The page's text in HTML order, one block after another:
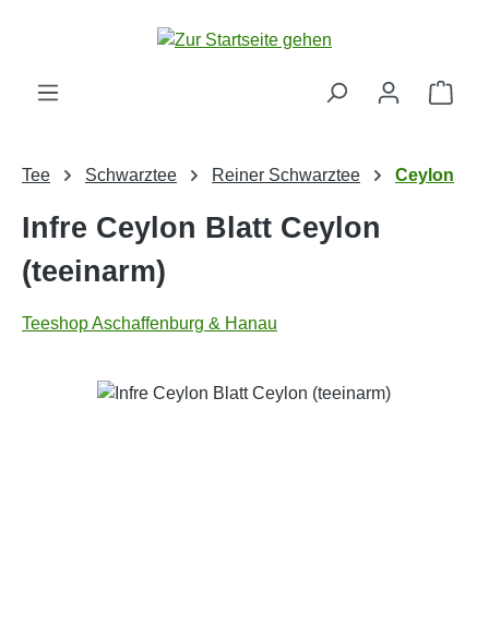
Zum Hauptinhalt springen
Tee Schwarztee Reiner Schwarztee Ceylon
Infre Ceylon Blatt Ceylon
(teeinarm)
Teeshop Aschaffenburg & Hanau
Bildergalerie überspringen